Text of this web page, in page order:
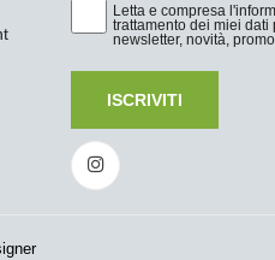
Letta e compresa
trattamento dei miei
newsletter, novità,
ISCRIVITI